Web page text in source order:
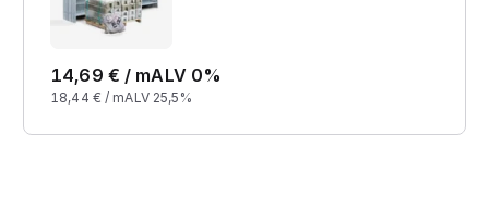
14,69 € / mALV 0%
18,44 € / mALV 25,5%